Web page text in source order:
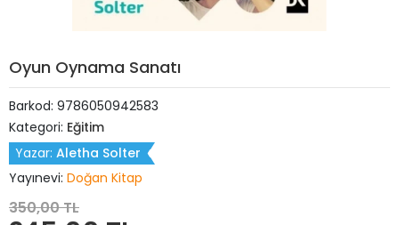
Oyun Oynama Sanatı
Barkod: 9786050942583
Kategori: Eğitim
Yazar: Aletha Solter
Yayınevi: Doğan Kitap
350,00 TL